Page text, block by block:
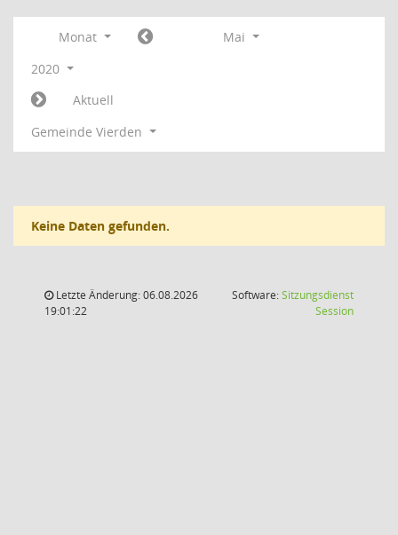
Monat
Mai
2020
Aktuell
Gemeinde Vierden
Keine Daten gefunden.
Letzte Änderung: 06.08.2026
19:01:22
Software:Sitzungsdienst
Session(Wird in